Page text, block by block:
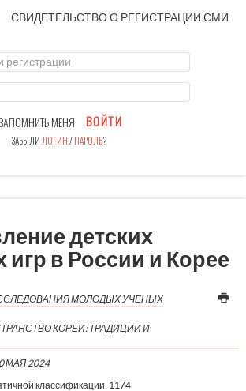
СВИДЕТЕЛЬСТВО О РЕГИСТРАЦИИСМИ
регистрации
МЕНЯ ВОЙТИ
ЗАБЫЛИ ЛОГИН/ПАРОЛЬ?
детских
в России и Корее
МОЛОДЫХ УЧЕНЫХ
КОРЕИ: ТРАДИЦИИ И
МАЯ 2024
классификации: 1174